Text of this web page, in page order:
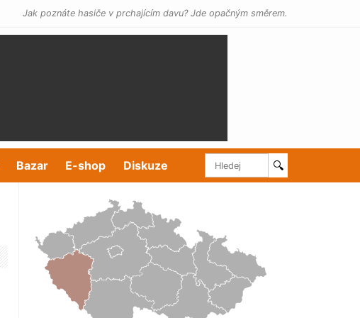
Jak poznáte hasiče v prchajícím davu? Jde opačným směrem.
Bazar E-shop Diskuze 🔍